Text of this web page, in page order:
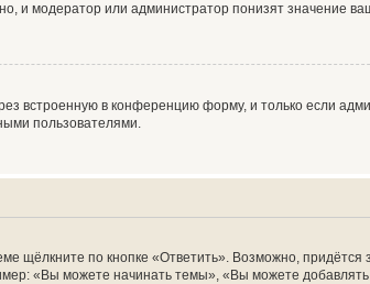
и модератор или администратор понизят значение
встроенную в конференцию форму, и только если
пользователями.
по кнопке «Ответить». Возможно, придётся
«Вы можете начинать темы», «Вы можете